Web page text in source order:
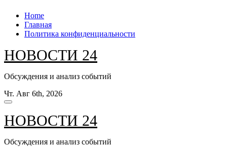
Перейти
содержанию
Home
Главная
Политика конфиденциальности
НОВОСТИ 24
Обсуждения и анализ событий
Чт. Авг 6th, 2026
НОВОСТИ 24
Обсуждения и анализ событий